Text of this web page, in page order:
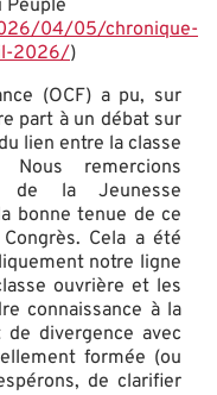
Peuple
04/05/chronique-
2026/)
(OCF) a pu, sur
part à un débat sur
lien entre la classe
remercions
de la Jeunesse
bonne tenue de ce
Cela a été
notre ligne
ouvrière et les
connaissance à la
divergence avec
formée (ou
de clarifier